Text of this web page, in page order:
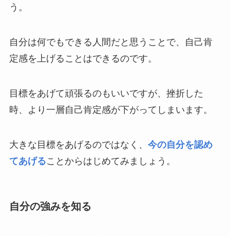
う。
自分は何でもできる人間だと思うことで、自己肯
定感を上げることはできるのです。
目標をあげて頑張るのもいいですが、挫折した
時、より一層自己肯定感が下がってしまいます。
大きな目標をあげるのではなく、 今の自分を認め
てあげることからはじめてみましょう。
自分の強みを知る